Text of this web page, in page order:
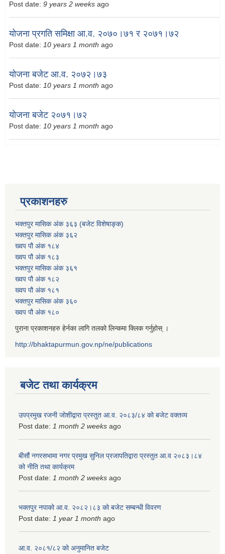
Post date: 9 years 2 weeks ago
योजना प्रगति समिक्षा आ.व. २०७०।७१ र २०७१।७२
Post date: 10 years 1 month ago
योजना बजेट आ.व. २०७२।७३
Post date: 10 years 1 month ago
योजना बजेट २०७१।७२
Post date: 10 years 1 month ago
प्रकाशनहरु
भक्तपुर मासिक अंक ३६३ (बजेट विशेषाङ्क)
भक्तपुर मासिक अंक ३६२
ख्वप पौ अंक १८४
ख्वप पौ अंक १८३
भक्तपुर मासिक अंक ३६१
ख्वप पौ अंक १८२
ख्वप पौ अंक १८१
भक्तपुर मासिक अंक ३६०
ख्वप पौ अंक १८०
पुराना प्रकाशनहरु हेर्नका लागि तलको लिन्कमा क्लिक गर्नुहोस् ।
http://bhaktapurmun.gov.np/ne/publications
बजेट तथा कार्यक्रम
उपप्रमुख रजनी जोशीद्वारा प्रस्तुत आ.व. २०८३/८४ को बजेट वक्तव्य
Post date: 1 month 2 weeks ago
बीसौं नगरसभामा नगर प्रमुख सुनिल प्रजापतिद्वारा प्रस्तुत आ.व‍ २०८३।८४
को नीति तथा कार्यक्रम
Post date: 1 month 2 weeks ago
भक्तपुर नपाको आ.व. २०८२।८३ को बजेट सम्बन्धी विवरण
Post date: 1 year 1 month ago
आ.व. २०८१/८२ को अनुमानित बजेट